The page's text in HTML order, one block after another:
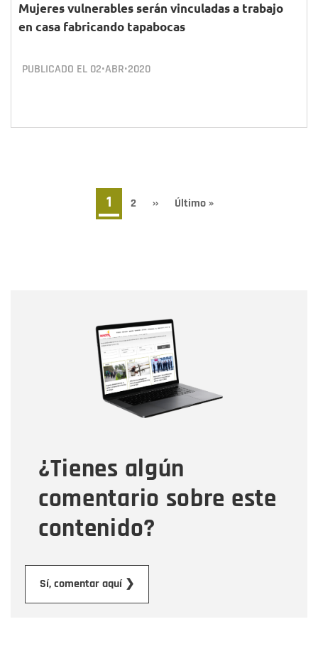
Mujeres vulnerables serán vinculadas a trabajo
en casa fabricando tapabocas
PUBLICADO EL 02•ABR•2020
Página
actual
1 Page
2
Siguiente
››
Última
Último »
¿Tienes algún
comentario sobre este
contenido?
Sí, comentar aquí ❯
Correo electrónico
Tipo de comentario
Mensaje